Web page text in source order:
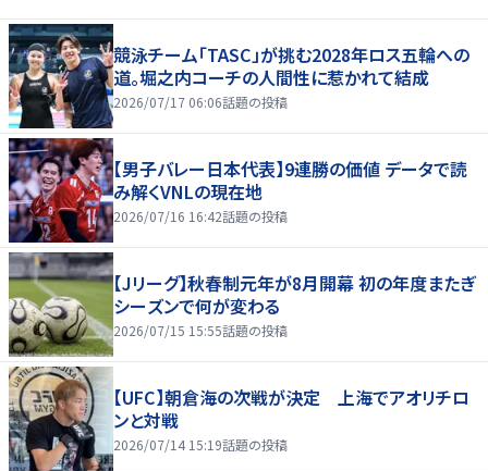
競泳チーム「TASC」が挑む2028年ロス五輪への
道。堀之内コーチの人間性に惹かれて結成
2026/07/17 06:06話題の投稿
【男子バレー日本代表】9連勝の価値 データで読
み解くVNLの現在地
2026/07/16 16:42話題の投稿
【Jリーグ】秋春制元年が8月開幕 初の年度またぎ
シーズンで何が変わる
2026/07/15 15:55話題の投稿
【UFC】朝倉海の次戦が決定 上海でアオリチロ
ンと対戦
2026/07/14 15:19話題の投稿